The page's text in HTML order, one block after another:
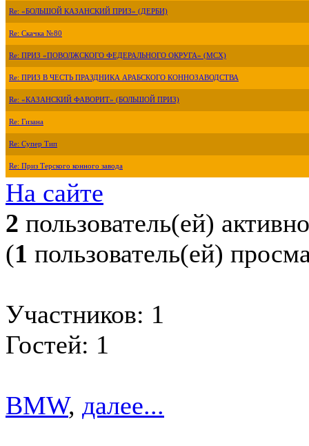
Re: «БОЛЬШОЙ КАЗАНСКИЙ ПРИЗ» (ДЕРБИ)
Re: Скачка №80
Re: ПРИЗ «ПОВОЛЖСКОГО ФЕДЕРАЛЬНОГО ОКРУГА» (МСХ)
Re: ПРИЗ В ЧЕСТЬ ПРАЗДНИКА АРАБСКОГО КОННОЗАВОДСТВА
Re: «КАЗАНСКИЙ ФАВОРИТ» (БОЛЬШОЙ ПРИЗ)
Re: Гизана
Re: Супер Тип
Re: Приз Терского конного завода
На сайте
2 пользователь(ей) активно
(1 пользователь(ей)
Участников: 1
Гостей: 1
BMW, далее...